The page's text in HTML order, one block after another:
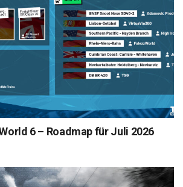
6 – Roadmap für Juli 2026